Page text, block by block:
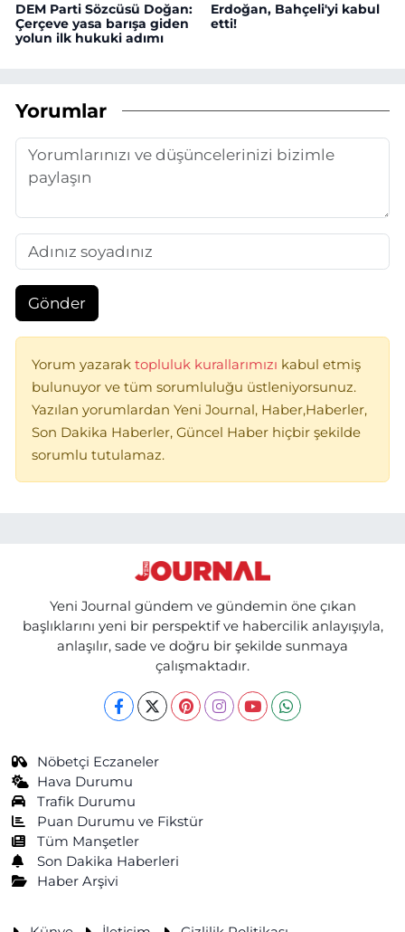
DEM Parti Sözcüsü Doğan:
Çerçeve yasa barışa giden
yolun ilk hukuki adımı
Erdoğan, Bahçeli'yi kabul
etti!
Yorumlar
Gönder
Yorum yazarak topluluk kurallarımızı kabul etmiş
bulunuyor ve tüm sorumluluğu üstleniyorsunuz.
Yazılan yorumlardan Yeni Journal, Haber,Haberler,
Son Dakika Haberler, Güncel Haber hiçbir şekilde
sorumlu tutulamaz.
Yeni Journal gündem ve gündemin öne çıkan
başlıklarını yeni bir perspektif ve habercilik anlayışıyla,
anlaşılır, sade ve doğru bir şekilde sunmaya
çalışmaktadır.
Nöbetçi Eczaneler
Hava Durumu
Trafik Durumu
Puan Durumu ve Fikstür
Tüm Manşetler
Son Dakika Haberleri
Haber Arşivi